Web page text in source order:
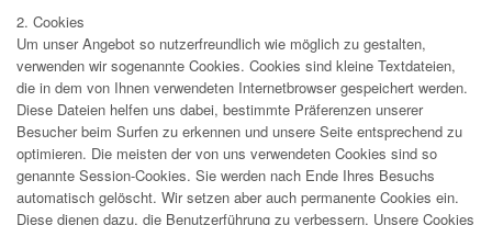
2. Cookies
Um unser Angebot so nutzerfreundlich wie möglich zu gestalten,
verwenden wir sogenannte Cookies. Cookies sind kleine Textdateien,
die in dem von Ihnen verwendeten Internetbrowser gespeichert werden.
Diese Dateien helfen uns dabei, bestimmte Präferenzen unserer
Besucher beim Surfen zu erkennen und unsere Seite entsprechend zu
optimieren. Die meisten der von uns verwendeten Cookies sind so
genannte Session-Cookies. Sie werden nach Ende Ihres Besuchs
automatisch gelöscht. Wir setzen aber auch permanente Cookies ein.
Diese dienen dazu, die Benutzerführung zu verbessern. Unsere Cookies